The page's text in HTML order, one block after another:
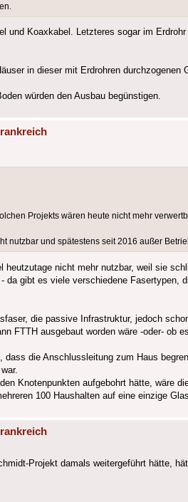
und Koaxkabel. Letzteres sogar im
in dieser mit Erdrohren
würden den Ausbau begünstigen.
Projekts wären heute nicht mehr
nutzbar und spätestens seit 2016 außer
heutzutage nicht mehr nutzbar, weil sie
da gibt es viele verschiedene Fasertypen,
die passive Infrastruktur, jedoch
FTTH ausgebaut worden wäre -oder- ob
dass die Anschlussleitung zum Haus
Knotenpunkten aufgebohrt hätte, wäre
100 Haushalten auf eine einzige
Projekt damals weitergeführt hätte,